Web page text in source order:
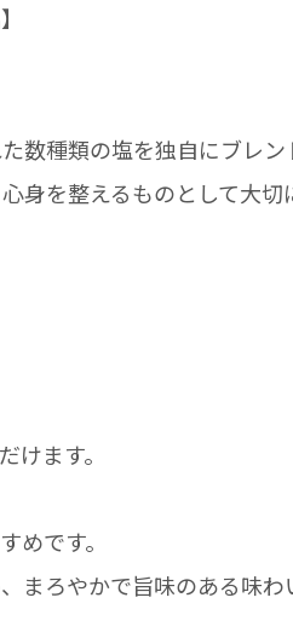
数種類の塩を独自にブレン
身を整えるものとして大切
けます。
めです。
まろやかで旨味のある味わ